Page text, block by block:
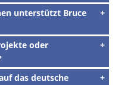
unterstützt Bruce
oder
das deutsche